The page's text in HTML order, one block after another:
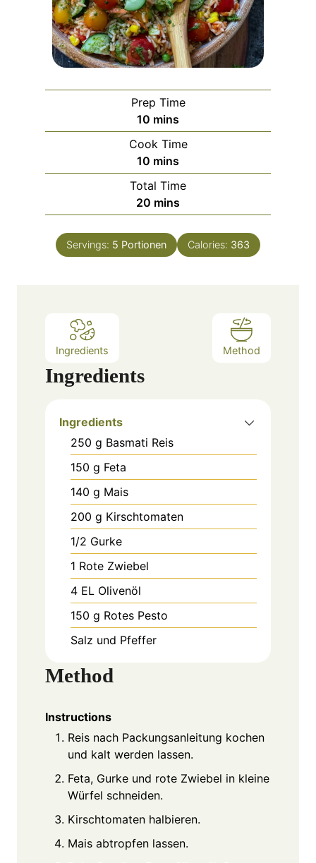
Prep Time
10 m
i
n
u
t
e
s
mins
Cook Time
10 m
i
n
u
e
s
mins
Total Time
20 m
i
n
u
mins
Servings: 5 Portionen Calories: 363
Ingredients Method
Ingredients
Ingredients
250 g Basmati Reis
150 g Feta
140 g Mais
200 g Kirschtomaten
1/2 Gurke
1 Rote Zwiebel
4 EL Olivenöl
150 g Rotes Pesto
Salz und Pfeffer
Method
Instructions
Reis nach Packungsanleitung kochen
und kalt werden lassen.
Feta, Gurke und rote Zwiebel in kleine
Würfel schneiden.
Kirschtomaten halbieren.
Mais abtropfen lassen.